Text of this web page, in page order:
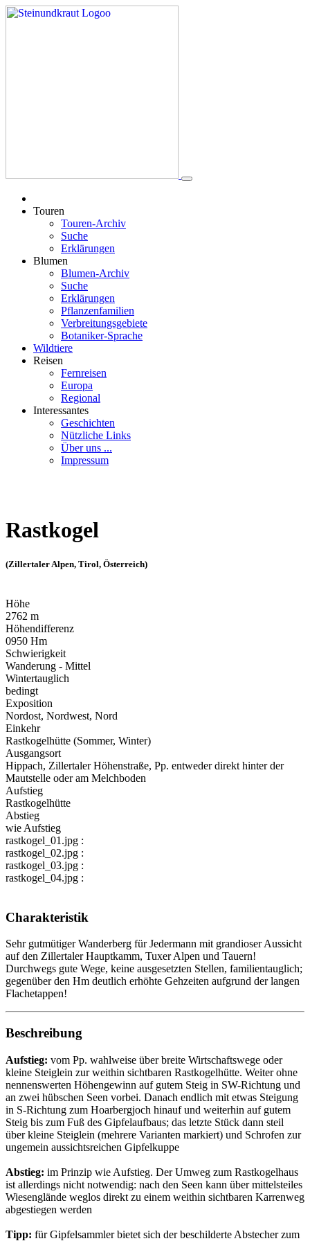
Touren
Touren-Archiv
Suche
Erklärungen
Blumen
Blumen-Archiv
Suche
Erklärungen
Pflanzenfamilien
Verbreitungsgebiete
Botaniker-Sprache
Wildtiere
Reisen
Fernreisen
Europa
Regional
Interessantes
Geschichten
Nützliche Links
Über uns ...
Impressum
Rastkogel
(Zillertaler Alpen, Tirol, Österreich)
Höhe
2762 m
Höhendifferenz
0950 Hm
Schwierigkeit
Wanderung - Mittel
Wintertauglich
bedingt
Exposition
Nordost, Nordwest, Nord
Einkehr
Rastkogelhütte (Sommer, Winter)
Ausgangsort
Hippach, Zillertaler Höhenstraße, Pp. entweder direkt hinter der
Mautstelle oder am Melchboden
Aufstieg
Rastkogelhütte
Abstieg
wie Aufstieg
rastkogel_01.jpg :
rastkogel_02.jpg :
rastkogel_03.jpg :
rastkogel_04.jpg :
Charakteristik
Sehr gutmütiger Wanderberg für Jedermann mit grandioser Aussicht
auf den Zillertaler Hauptkamm, Tuxer Alpen und Tauern!
Durchwegs gute Wege, keine ausgesetzten Stellen, familientauglich;
gegenüber den Hm deutlich erhöhte Gehzeiten aufgrund der langen
Flachetappen!
Beschreibung
Aufstieg: vom Pp. wahlweise über breite Wirtschaftswege oder
kleine Steiglein zur weithin sichtbaren Rastkogelhütte. Weiter ohne
nennenswerten Höhengewinn auf gutem Steig in SW-Richtung und
an zwei hübschen Seen vorbei. Danach endlich mit etwas Steigung
in S-Richtung zum Hoarbergjoch hinauf und weiterhin auf gutem
Steig bis zum Fuß des Gipfelaufbaus; das letzte Stück dann steil
über kleine Steiglein (mehrere Varianten markiert) und Schrofen zur
ungemein aussichtsreichen Gipfelkuppe
Abstieg: im Prinzip wie Aufstieg. Der Umweg zum Rastkogelhaus
ist allerdings nicht notwendig: nach den Seen kann über mittelsteiles
Wiesenglände weglos direkt zu einem weithin sichtbaren Karrenweg
abgestiegen werden
Tipp: für Gipfelsammler bietet sich der beschilderte Abstecher zum